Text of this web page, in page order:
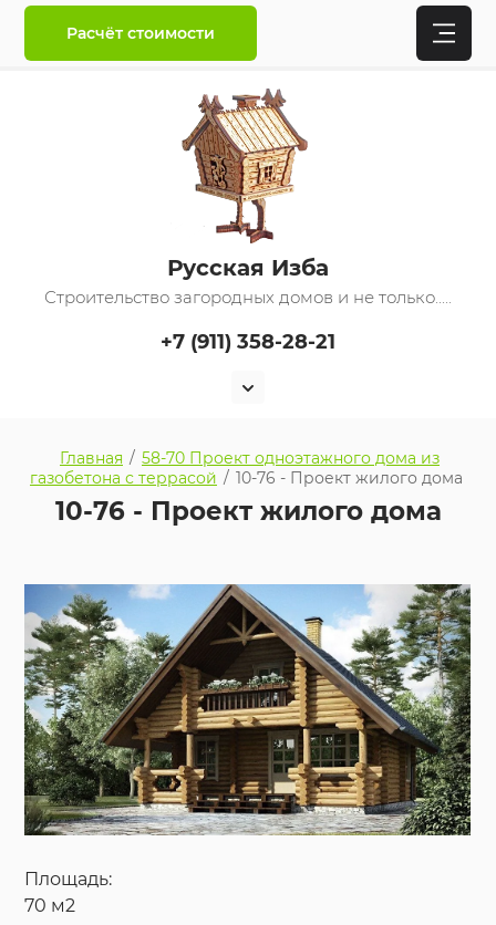
Расчёт стоимости
Русская Изба
Строительство загородных домов и не только.....
+7 (911) 358-28-21
Главная / 58-70 Проект одноэтажного дома из
газобетона с террасой / 10-76 - Проект жилого дома
10-76 - Проект жилого дома
Площадь:
70 м2